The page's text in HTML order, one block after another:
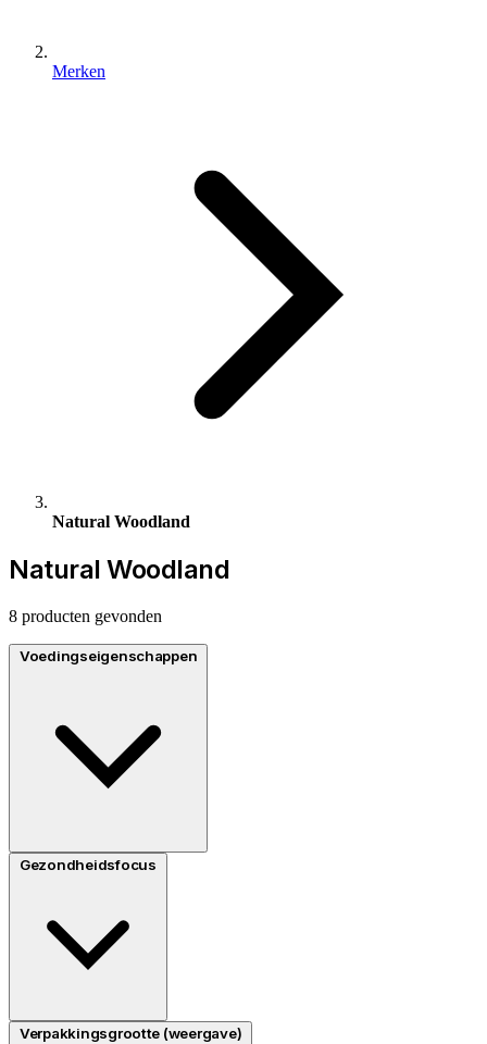
Merken
Natural Woodland
Natural Woodland
8 producten gevonden
Voedingseigenschappen
Gezondheidsfocus
Verpakkingsgrootte (weergave)